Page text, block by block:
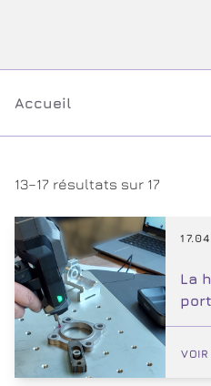
Accueil
13–17 résultats sur 17
La